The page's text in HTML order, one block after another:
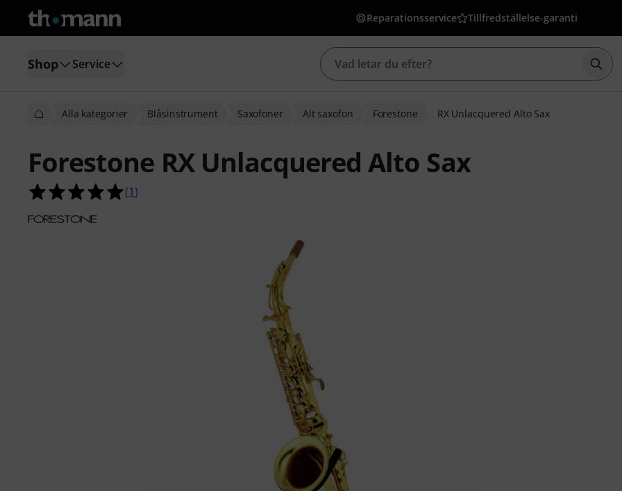
Reparationsservice Tillfredställelse-garanti
Shop Service
Alla kategorier Blåsinstrument Saxofoner Alt saxofon Forestone RX Unlacquered Alto Sax
Forestone RX Unlacquered Alto Sax
5.0 av 5 stjärnor från 1 kundbetyg
(1)